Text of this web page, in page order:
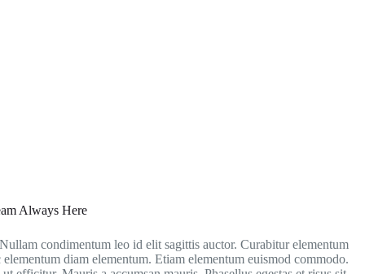
Always Here
condimentum leo id elit sagittis auctor. Curabitur elementum
diam elementum. Etiam elementum euismod commodo.